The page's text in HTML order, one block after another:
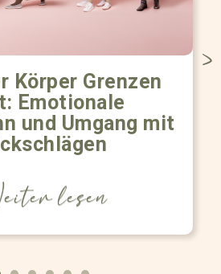
Körper Grenzen
Emotionale
und Umgang mit
lesen